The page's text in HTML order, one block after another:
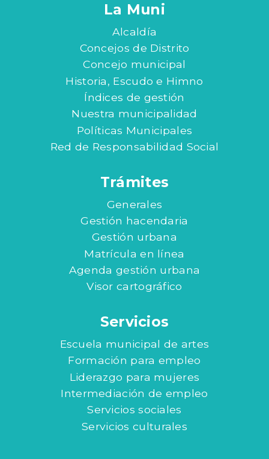
La Muni
Alcaldía
Concejos de Distrito
Concejo municipal
Historia, Escudo e Himno
Índices de gestión
Nuestra municipalidad
Políticas Municipales
Red de Responsabilidad Social
Trámites
Generales
Gestión hacendaria
Gestión urbana
Matrícula en línea
Agenda gestión urbana
Visor cartográfico
Servicios
Escuela municipal de artes
Formación para empleo
Liderazgo para mujeres
Intermediación de empleo
Servicios sociales
Servicios culturales